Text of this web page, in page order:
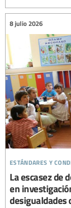
estándares y
8 julio 2026
La escasez de
en
desigualdades